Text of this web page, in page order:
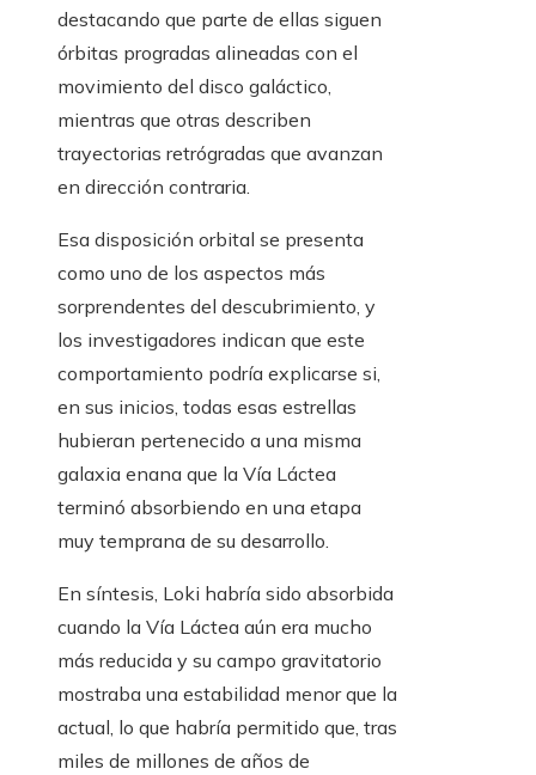
destacando que parte de ellas siguen
órbitas progradas alineadas con el
movimiento del disco galáctico,
mientras que otras describen
trayectorias retrógradas que avanzan
en dirección contraria.
Esa disposición orbital se presenta
como uno de los aspectos más
sorprendentes del descubrimiento, y
los investigadores indican que este
comportamiento podría explicarse si,
en sus inicios, todas esas estrellas
hubieran pertenecido a una misma
galaxia enana que la Vía Láctea
terminó absorbiendo en una etapa
muy temprana de su desarrollo.
En síntesis, Loki habría sido absorbida
cuando la Vía Láctea aún era mucho
más reducida y su campo gravitatorio
mostraba una estabilidad menor que la
actual, lo que habría permitido que, tras
miles de millones de años de